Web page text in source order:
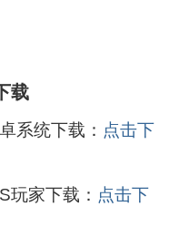
载
系统下载： 点击下
玩家下载： 点击下